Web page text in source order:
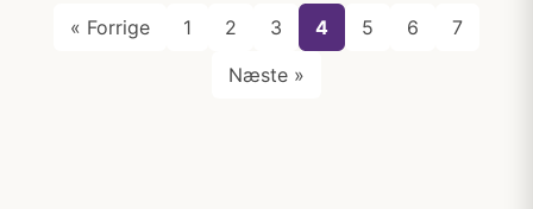
« Forrige 1 2 3 4 5 6
7
Næste »